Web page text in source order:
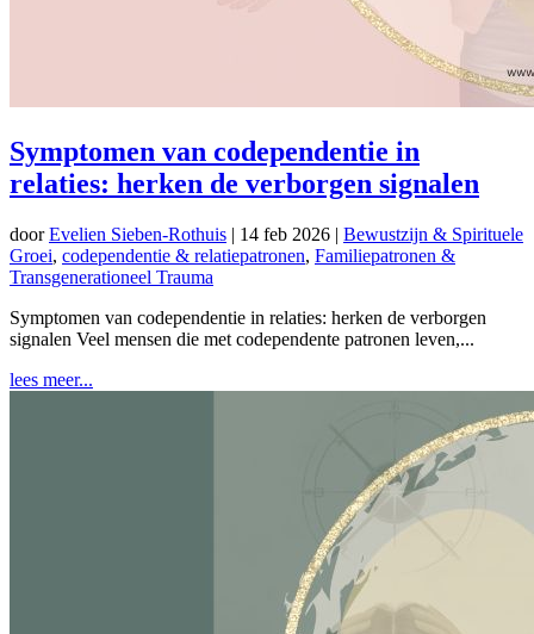
Symptomen van codependentie in
relaties: herken de verborgen signalen
doorEvelien Sieben-Rothuis | 14 feb 2026 | Bewustzijn & Spirituele
Groei, codependentie & relatiepatronen, Familiepatronen &
Transgenerationeel Trauma
Symptomen van codependentie in relaties: herken de verborgen
signalen Veel mensen die met codependente patronen leven,...
lees meer...